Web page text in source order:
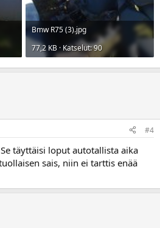
Bmw R75 (3).jpg
77,2 KB · Katselut: 90
#4
täyttäisi loput autotallista aika
sais, niin ei tarttis enää